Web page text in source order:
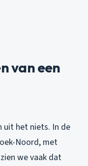
van een
uit het niets. In de
Noord, met
we vaak dat